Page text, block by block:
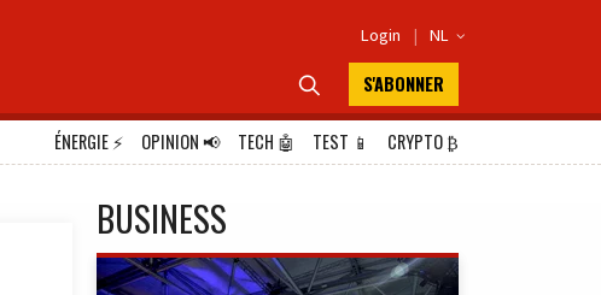
Login | NL 
 S'ABONNER
ÉNERGIE⚡ OPINION📢 TECH 🤖 TEST 📱 CRYPTO₿
BUSINESS